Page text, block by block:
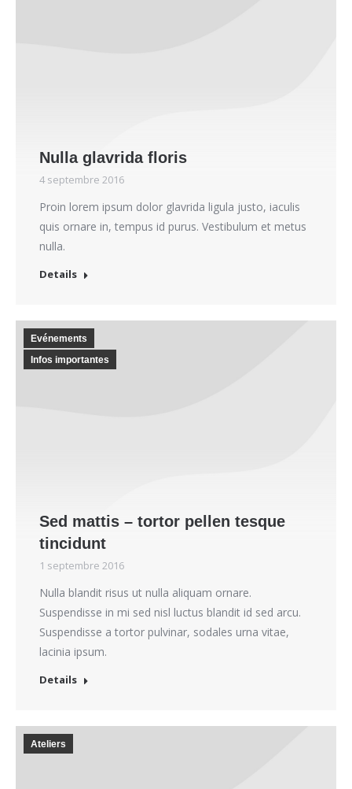
Nulla glavrida floris
4 septembre 2016
Proin lorem ipsum dolor glavrida ligula justo, iaculis
quis ornare in, tempus id purus. Vestibulum et metus
nulla.
Details
Evénements
Infos importantes
Sed mattis – tortor pellen tesque
tincidunt
1 septembre 2016
Nulla blandit risus ut nulla aliquam ornare.
Suspendisse in mi sed nisl luctus blandit id sed arcu.
Suspendisse a tortor pulvinar, sodales urna vitae,
lacinia ipsum.
Details
Ateliers